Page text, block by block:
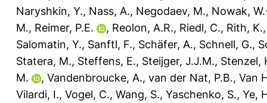
Naryshkin, Y., Nass, A., Negodaev, M., Nowak,
M., Reimer, P.E. , Reolon, A.R., Riedl, C., Rith, K.
Salomatin, Y., Sanftl, F., Schäfer, A., Schnell, G.,
Statera, M., Steffens, E., Steijger, J.J.M., Stenzel,
M.
, Vandenbroucke, A., van der Nat, P.B., Van
Vilardi, I., Vogel, C., Wang, S., Yaschenko, S., Ye,